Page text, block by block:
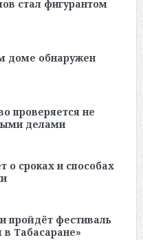
стал фигурантом
доме обнаружен
проверяется не
делами
о сроках и способах
пройдёт фестиваль
Табасаране»